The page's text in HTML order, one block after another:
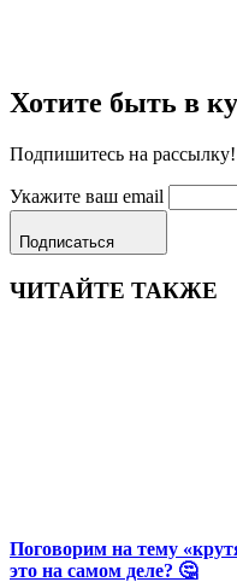
Хотите быть в
Подпишитесь на рассылку!
Укажите ваш email
Подписаться
ЧИТАЙТЕ ТАКЖЕ
Поговорим на тему
это на самом деле? 🤔